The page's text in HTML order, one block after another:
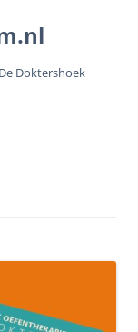
Doktershoek